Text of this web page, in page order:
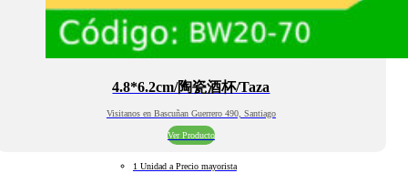
4.8*6.2cm/陶瓷酒杯/Taza
Visitanos en Bascuñan Guerrero 490, Santiago
Ver Producto
1 Unidad a Precio mayorista